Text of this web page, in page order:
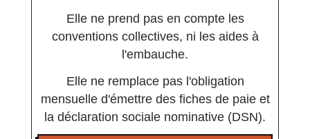
Elle ne prend pas en compte les
conventions collectives, ni les aides à
l'embauche.
Elle ne remplace pas l'obligation
mensuelle d'émettre des fiches de paie et
la déclaration sociale nominative (DSN).